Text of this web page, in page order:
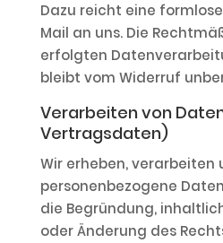
Dazu reicht eine
Mail an uns. Die
erfolgten
bleibt vom Widerruf
Verarbeiten von
Vertragsdaten)
Wir erheben, verarbeiten
personenbezogene
die Begründung,
oder Änderung des